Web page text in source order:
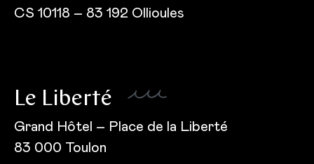
CS 10118 – 83 192 Ollioules
Le Liberté
Grand Hôtel – Place de la Liberté
83 000 Toulon